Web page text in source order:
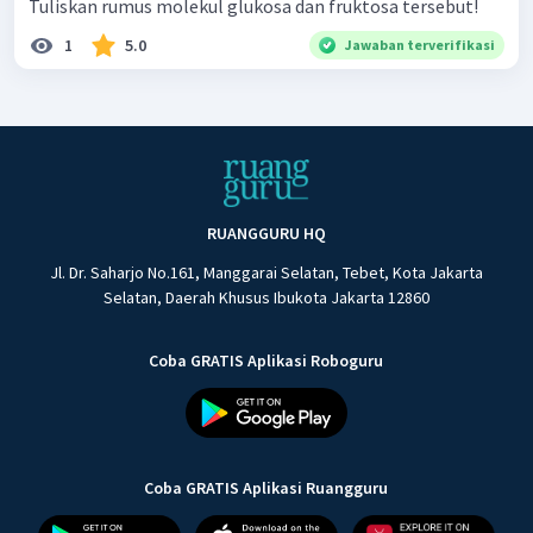
Tuliskan rumus molekul glukosa dan fruktosa tersebut!
1 5.0 Jawaban terverifikasi
RUANGGURU HQ
Jl. Dr. Saharjo No.161, Manggarai Selatan, Tebet, Kota Jakarta
Selatan, Daerah Khusus Ibukota Jakarta 12860
Coba GRATIS Aplikasi Roboguru
Coba GRATIS Aplikasi Ruangguru